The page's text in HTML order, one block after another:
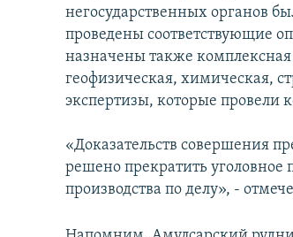
негосударственных органов
проведены соответствующие
назначены также комплексная
геофизическая, химическая,
экспертизы, которые провели
«Доказательств совершения
решено прекратить
производства по делу», -